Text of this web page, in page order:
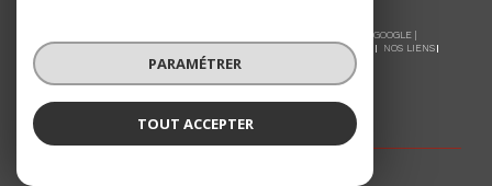
© 2026 | TOUS DROITS RÉSERVÉS | TRADUCTION POWERED BY GOOGLE |
ADMIN
NOS LIENS
POLITIQUE RGPD
PARAMÉTRER
TOUT ACCEPTER